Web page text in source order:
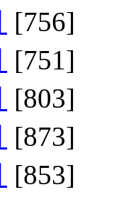
[756]
[751]
[803]
[873]
[853]